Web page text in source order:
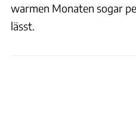
warmen Monaten sogar
lässt.